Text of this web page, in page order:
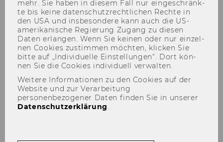
Last session of Reading Circle
mehr. Sie haben in die­sem Fall nur ein­ge­schränk­
te bis keine da­ten­schutz­recht­li­chen Rech­te in
den USA und ins­be­son­de­re kann auch die US-​
amerikanische Re­gie­rung Zu­gang zu die­sen
Daten er­lan­gen. Wenn Sie kei­nen oder nur ein­zel­
nen Coo­kies zu­stim­men möch­ten, kli­cken Sie
bitte auf „In­di­vi­du­el­le Ein­stel­lun­gen“. Dort kön­
nen Sie die Coo­kies in­di­vi­du­ell ver­wal­ten.
Weitere Informationen zu den Cookies auf der
Website und zur Verarbeitung
personenbezogener Daten finden Sie in unserer
Datenschutzerklärung